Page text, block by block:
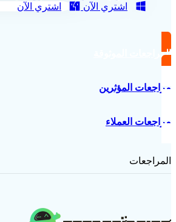
اشتري الآن
اشتري الآن
المراجعات الموثوقة
مراجعات المؤثرين
مراجعات العملاء
المراجعات